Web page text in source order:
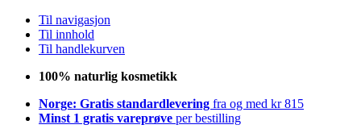
Til navigasjon
Til innhold
Til handlekurven
100% naturlig kosmetikk
Norge: Gratis standardlevering fra og med kr 815
Minst 1 gratis vareprøve per bestilling